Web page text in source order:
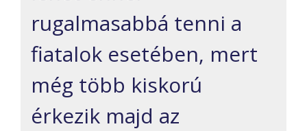
rugalmasabbá tenni a
fiatalok esetében, mert
még több kiskorú
érkezik majd az